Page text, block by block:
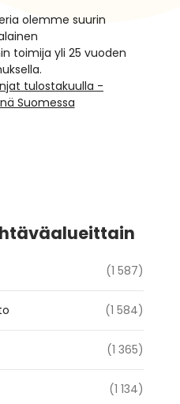
olemme suurin
toimija yli 25 vuoden
tulostakuulla -
Suomessa
(1 587)
(1 584)
(1 365)
(1 134)